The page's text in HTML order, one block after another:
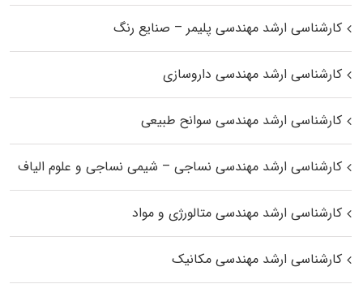
کارشناسی ارشد مهندسی پلیمر – صنایع رنگ
کارشناسی ارشد مهندسی داروسازی
کارشناسی ارشد مهندسی سوانح طبیعی
کارشناسی ارشد مهندسی نساجی – شیمی نساجی و علوم الیاف
کارشناسی ارشد مهندسی متالورژی و مواد
کارشناسی ارشد مهندسی مکانیک